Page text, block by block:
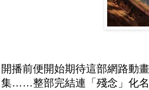
開播前便開始期待這部網路動
集……整部完結連「殘念」化名